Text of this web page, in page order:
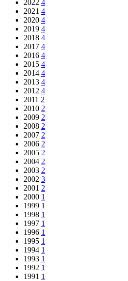
2022 4
2021 4
2020 4
2019 4
2018 4
2017 4
2016 4
2015 4
2014 4
2013 4
2012 4
2011 2
2010 2
2009 2
2008 2
2007 2
2006 2
2005 2
2004 2
2003 2
2002 3
2001 2
2000 1
1999 1
1998 1
1997 1
1996 1
1995 1
1994 1
1993 1
1992 1
1991 1